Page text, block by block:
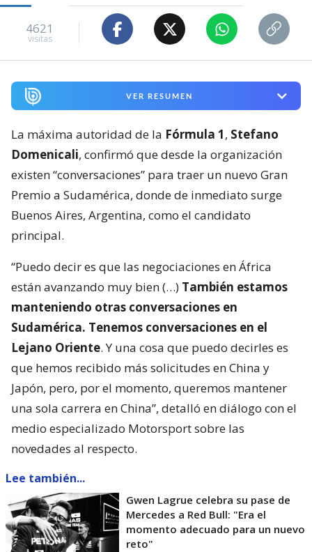
4621
visitas
VER RESUMEN
La máxima autoridad de la Fórmula 1, Stefano
Domenicali, confirmó que desde la organización
existen “conversaciones” para traer un nuevo Gran
Premio a Sudamérica, donde de inmediato surge
Buenos Aires, Argentina, como el candidato
principal.
“Puedo decir es que las negociaciones en África
están avanzando muy bien (…) También estamos
manteniendo otras conversaciones en
Sudamérica. Tenemos conversaciones en el
Lejano Oriente. Y una cosa que puedo decirles es
que hemos recibido más solicitudes en China y
Japón, pero, por el momento, queremos mantener
una sola carrera en China”, detalló en diálogo con el
medio especializado Motorsport sobre las
novedades al respecto.
Lee también...
Gwen Lagrue celebra su pase de
Mercedes a Red Bull: "Era el
momento adecuado para un nuevo
reto"